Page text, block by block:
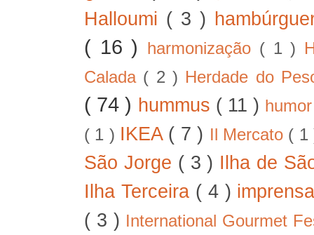
Halloumi ( 3 )
( 16 ) harmonização ( 1 )
Calada ( 2 ) Herdade do
( 74 ) hummus ( 11 )
( 1 ) IKEA ( 7 ) Il Mercato (
São Jorge ( 3 ) Ilha de
Ilha Terceira ( 4 )
( 3 ) International Gourmet